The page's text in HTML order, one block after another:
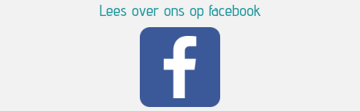
Lees over ons op facebook